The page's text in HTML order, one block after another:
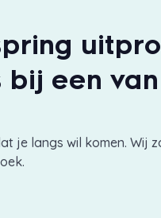
bij een
je langs wil komen. Wij